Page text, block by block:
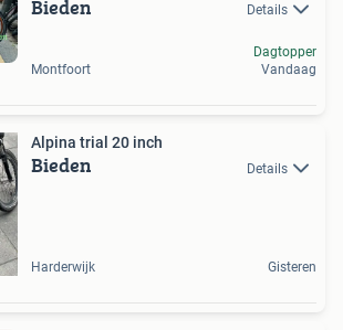
Bieden Details
Montfoort
Dagtopper
Vandaag
Alpina trial 20 inch
Bieden Details
Harderwijk Gisteren